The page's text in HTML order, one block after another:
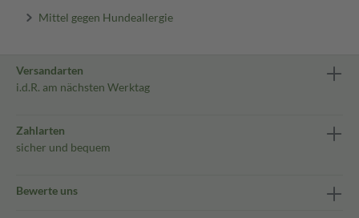
Mittel gegen Hundeallergie
Versandarten
i.d.R. am nächsten Werktag
Zahlarten
sicher und bequem
Bewerte uns